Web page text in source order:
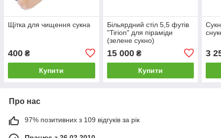
Щітка для чищення сукна
400 ₴
Купити
Більярдний стіл 5,5 футів
"Tirion" для піраміди
(зелене сукно)
15 000₴
Купити
3
Про нас
97% позитивних з 109 відгуків за рік